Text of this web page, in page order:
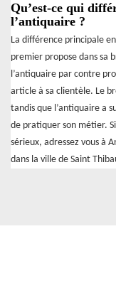
Qu’est-ce qui
l’antiquaire ?
La différence principale
premier propose dans sa
l’antiquaire par contre
article à sa clientèle. Le
tandis que l’antiquaire a
de pratiquer son métier.
sérieux, adressez vous à
dans la ville de Saint